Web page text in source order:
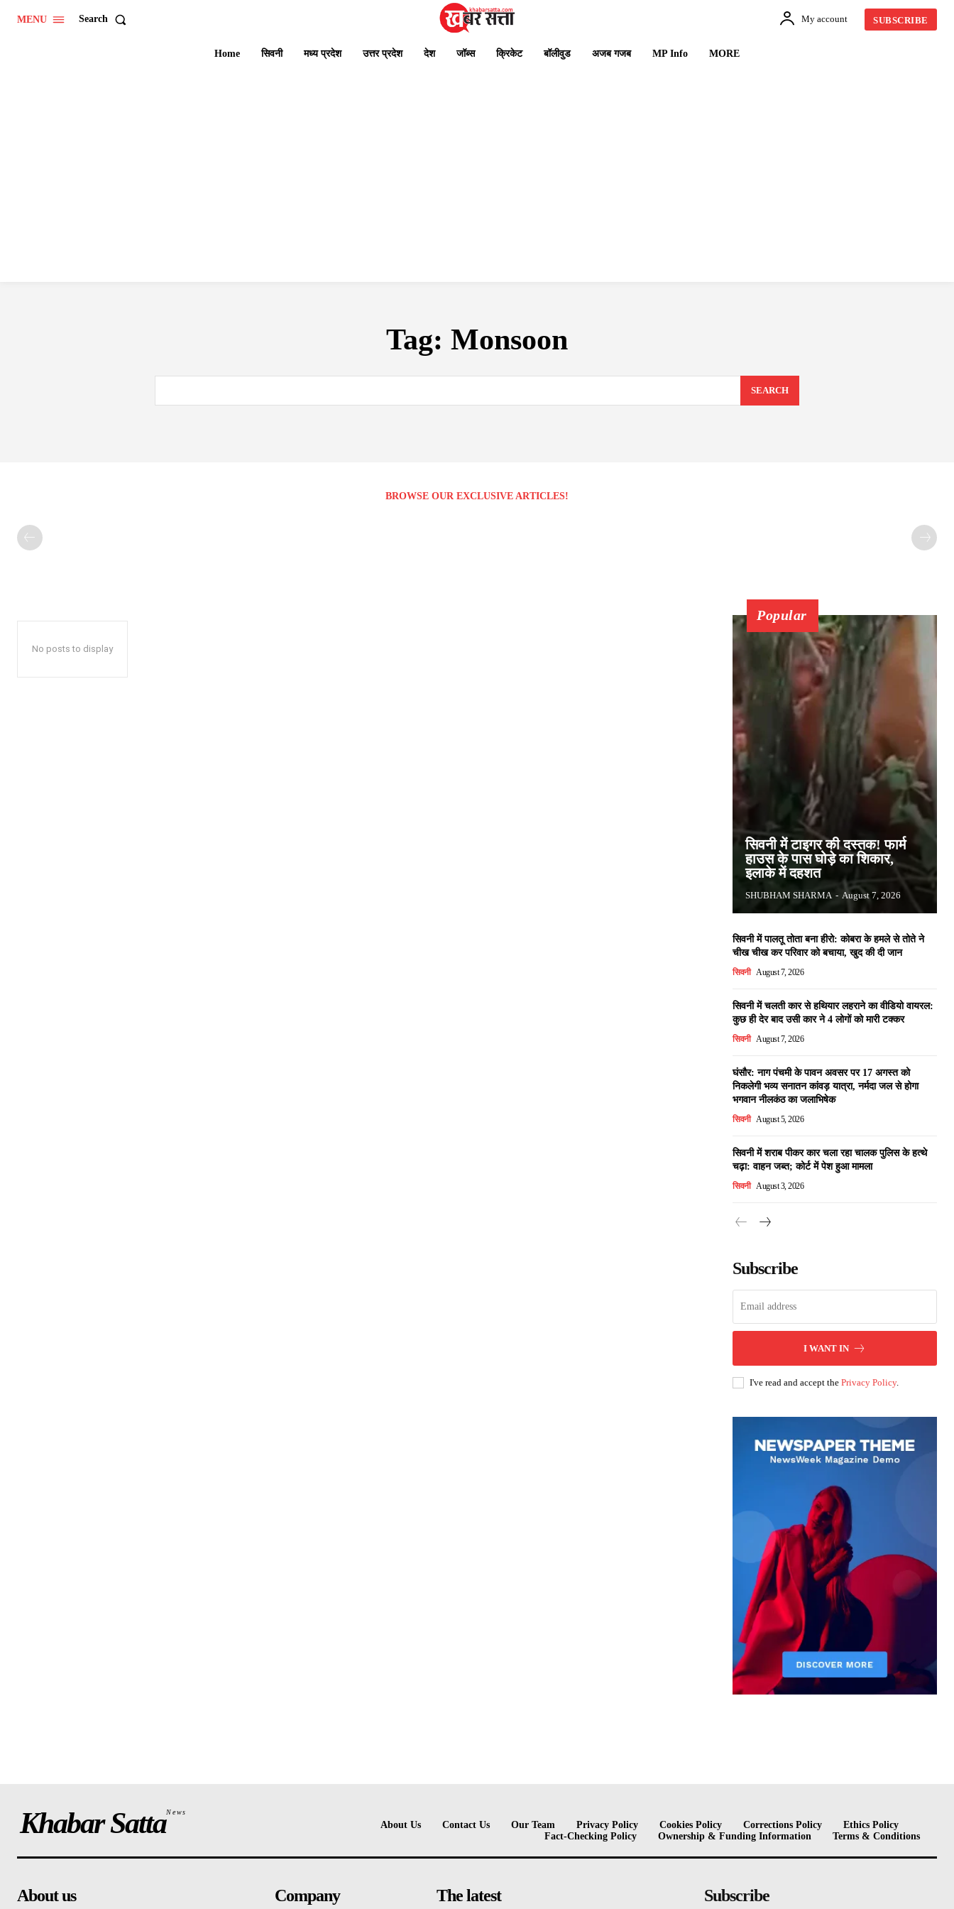
MENU Search My account SUBSCRIBE
Home सिवनी मध्य प्रदेश उत्तर प्रदेश देश जॉब्स क्रिकेट बॉलीवुड अजब गजब MP Info MORE
Tag: Monsoon
SEARCH
BROWSE OUR EXCLUSIVE ARTICLES!
No posts to display
Popular
सिवनी में टाइगर की दस्तक! फार्म
हाउस के पास घोड़े का शिकार,
इलाके में दहशत
SHUBHAM SHARMA - August 7, 2026
सिवनी में पालतू तोता बना हीरो: कोबरा के हमले से तोते ने
चीख चीख कर परिवार को बचाया, खुद की दी जान
सिवनी August 7, 2026
सिवनी में चलती कार से हथियार लहराने का वीडियो वायरल:
कुछ ही देर बाद उसी कार ने 4 लोगों को मारी टक्कर
सिवनी August 7, 2026
घंसौर: नाग पंचमी के पावन अवसर पर 17 अगस्त को
निकलेगी भव्य सनातन कांवड़ यात्रा, नर्मदा जल से होगा
भगवान नीलकंठ का जलाभिषेक
सिवनी August 5, 2026
सिवनी में शराब पीकर कार चला रहा चालक पुलिस के हत्थे
चढ़ा: वाहन जब्त; कोर्ट में पेश हुआ मामला
सिवनी August 3, 2026
Subscribe
I WANT IN
I've read and accept the Privacy Policy.
Khabar SattaNews
About Us Contact Us Our Team Privacy Policy Cookies Policy Corrections Policy
Ethics Policy
Fact-Checking Policy
Ownership & Funding Information Terms & Conditions
About us Company The latest Subscribe